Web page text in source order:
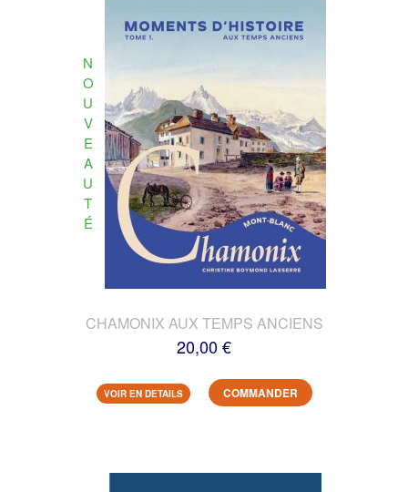
N
O
U
V
E
A
U
T
É
CHAMONIX AUX TEMPS ANCIENS
20,00 €
VOIR EN DETAILS COMMANDER